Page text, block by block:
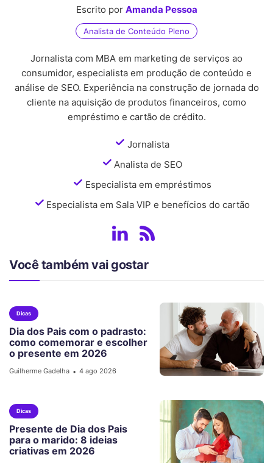
Escrito por Amanda Pessoa
Analista de Conteúdo Pleno
Jornalista com MBA em marketing de serviços ao
consumidor, especialista em produção de conteúdo e
análise de SEO. Experiência na construção de jornada do
cliente na aquisição de produtos financeiros, como
empréstimo e cartão de crédito.
Jornalista
Analista de SEO
Especialista em empréstimos
Especialista em Sala VIP e benefícios do cartão
Você também vai gostar
Dicas
Dia dos Pais com o padrasto:
como comemorar e escolher
o presente em 2026
Guilherme Gadelha • 4 ago 2026
Dicas
Presente de Dia dos Pais
para o marido: 8 ideias
criativas em 2026